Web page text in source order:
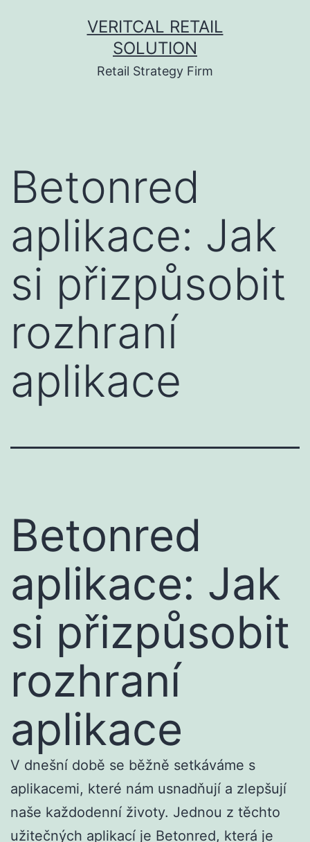
VERITCAL RETAIL
SOLUTION
Retail Strategy Firm
Betonred
aplikace: Jak
si přizpůsobit
rozhraní
aplikace
Betonred
aplikace: Jak
si přizpůsobit
rozhraní
aplikace
V dnešní době se běžně setkáváme s
aplikacemi, které nám usnadňují a zlepšují
naše každodenní životy. Jednou z těchto
užitečných aplikací je Betonred, která je